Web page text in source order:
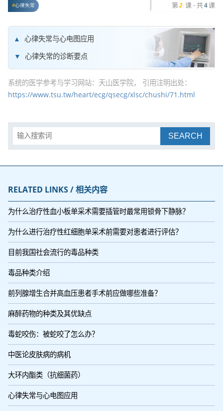
心律失常 第 2 课 - 共4课
心律失常与心电图应用
心律失常的诊断要点
系统的医学参考与学习网站：天山医学院， 引用注明出处：
https://www.tsu.tw/heart/ecg/qsecg/xlsc/chushi/71.html
SEARCH
RELATED LINKS / 相关内容
为什么治疗性血小板单采术需要插管时最常用锁骨下静脉？
为什么进行治疗性红细胞单采术前需要对患者进行评估？
目前我国社会流行的毒品种类
毒品种类介绍
前列腺增生合并高血压患者手术前应做哪些准备？
麻醉药物的种类及其优缺点
毒蛇咬伤：被蛇咬了怎么办？
中医论皮肤病的病机
大环内酯类（抗细菌药）
心律失常与心电图应用